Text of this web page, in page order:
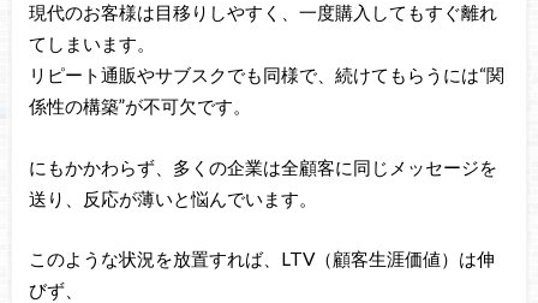
現代のお客様は目移りしやすく、一度購入してもすぐ離れ
てしまいます。
リピート通販やサブスクでも同様で、続けてもらうには“関
係性の構築”が不可欠です。
にもかかわらず、多くの企業は全顧客に同じメッセージを
送り、反応が薄いと悩んでいます。
このような状況を放置すれば、LTV（顧客生涯価値）は伸
びず、